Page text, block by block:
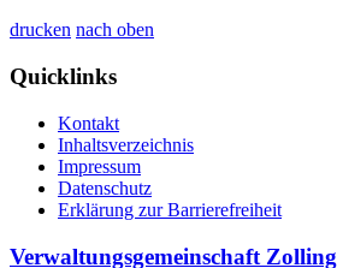
drucken nach oben
Quicklinks
Kontakt
Inhaltsverzeichnis
Impressum
Datenschutz
Erklärung zur Barrierefreiheit
Verwaltungsgemeinschaft Zolling